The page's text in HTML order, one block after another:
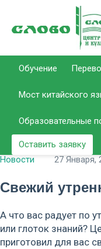
образования
+7 (8452) 51-
Обучение
Мост китайского
Образовательные
Оставить заявку
Новости
27 Января,
Свежий
А что вас радует по
или глоток знаний?
приготовил для вас